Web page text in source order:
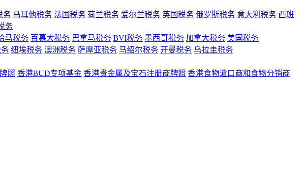
务 马耳他税务 法国税务 荷兰税务 爱尔兰税务 英国税务 俄罗斯税务 意大利税务 西班
务
马税务 百慕大税务 巴拿马税务 BVI税务 墨西哥税务 加拿大税务 美国税务
纽埃税务 澳洲税务 萨摩亚税务 马绍尔税务 开曼税务 乌拉圭税务
照 香港BUD专项基金 香港贵金属及宝石注册商牌照 香港食物遣口商和食物分销商